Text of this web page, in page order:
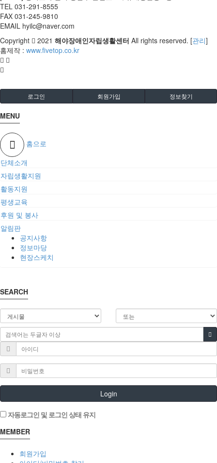
TEL 031-291-8555
FAX 031-245-9810
EMAIL hyilc@naver.com
Copyright
2021 해야장애인자립생활센터 All rights reserved. [관리]
홈제작 : www.fivetop.co.kr
로그인 회원가입 정보찾기
MENU
홈으로
단체소개
자립생활지원
활동지원
평생교육
후원 및 봉사
알림판
공지사항
정보마당
현장스케치
SEARCH
Login
자동로그인 및 로그인 상태 유지
MEMBER
회원가입